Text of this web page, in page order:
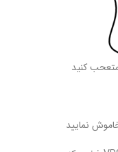
متعحب کنید